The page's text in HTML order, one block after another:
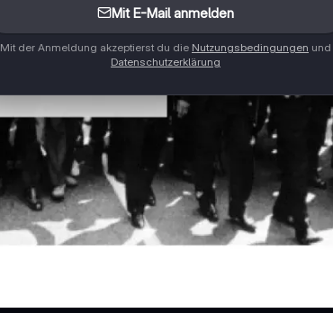
Mit E-Mail anmelden
Mit der Anmeldung akzeptierst du die Nutzungsbedingungen und
Datenschutzerklärung